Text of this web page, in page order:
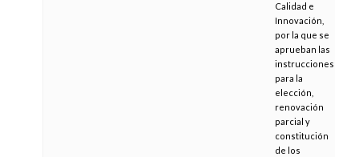
Calidad e
Innovación,
por la que se
aprueban las
instrucciones
para la
elección,
renovación
parcial y
constitución
de los